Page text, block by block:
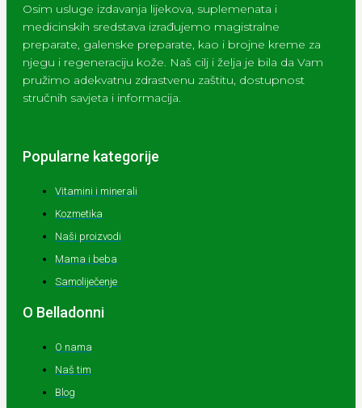
Osim usluge izdavanja lijekova, suplemenata i
medicinskih sredstava izrađujemo magistralne
preparate, galenske preparate, kao i brojne kreme za
njegu i regeneraciju kože. Naš cilj i želja je bila da Vam
pružimo adekvatnu zdrastvenu zaštitu, dostupnost
stručnih savjeta i informacija.
Popularne kategorije
Vitamini i minerali
Kozmetika
Naši proizvodi
Mama i beba
Samoliječenje
O Belladonni
O nama
Naš tim
Blog